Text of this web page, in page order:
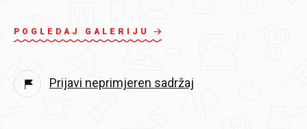
POGLEDAJ GALERIJU
Prijavi neprimjeren sadržaj